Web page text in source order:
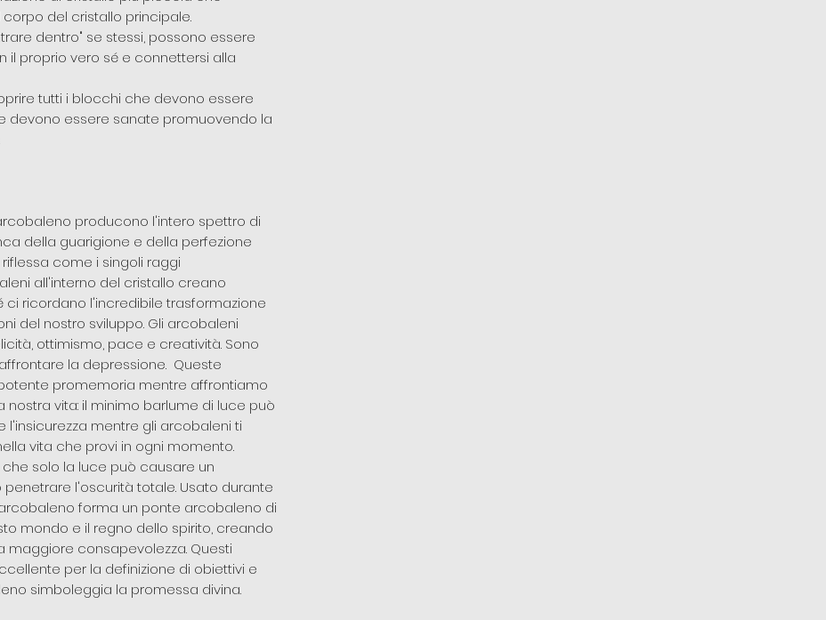
del cristallo principale.
dentro" se stessi, possono essere
il proprio vero sé e connettersi alla
tutti i blocchi che devono essere
devono essere sanate promuovendo la
producono l'intero spettro di
della guarigione e della perfezione
come i singoli raggi
all'interno del cristallo creano
ci ricordano l'incredibile trasformazione
del nostro sviluppo. Gli arcobaleni
ottimismo, pace e creatività. Sono
la depressione. Queste
promemoria mentre affrontiamo
vita: il minimo barlume di luce può
l'insicurezza mentre gli arcobaleni ti
vita che provi in ​​ogni momento.
solo la luce può causare un
l'oscurità totale. Usato durante
forma un ponte arcobaleno di
mondo e il regno dello spirito, creando
maggiore consapevolezza. Questi
per la definizione di obiettivi e
simboleggia la promessa divina.